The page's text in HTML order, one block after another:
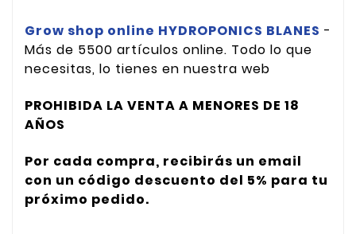
Grow shop online HYDROPONICS BLANES -
Más de 5500 artículos online. Todo lo que
necesitas, lo tienes en nuestra web
PROHIBIDA LA VENTA A MENORES DE 18
AÑOS
Por cada compra, recibirás un email
con un código descuento del 5% para tu
próximo pedido.